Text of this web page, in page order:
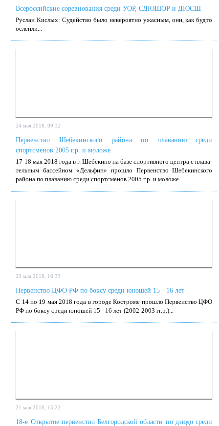
Всероссийские соревнования среди УОР, СДЮШОР и ДЮСШ
Рус­лан Кис­лых: Су­дей­ство бы­ло неве­ро­ят­но ужас­ным, они, как буд­то
ослеп­ли...
24 мая 2018, 09:32
Первенство Шебекинского района по плаванию среди
спортсменов 2005 г.р. и моложе
17-18 мая 2018 го­да в г. Ше­бе­ки­но на ба­зе спор­тив­но­го цен­тра с пла­ва­
тель­ным бас­сей­ном «Дель­фин» про­шло Пер­вен­ство Ше­бе­кин­ско­го
рай­о­на по пла­ва­нию сре­ди спортс­ме­нов 2005 г.р. и мо­ло­же...
23 мая 2018, 16:33
Первенство ЦФО РФ по боксу среди юношей 15 - 16 лет
С 14 по 19 мая 2018 го­да в го­ро­де Ко­стро­ме про­шло Пер­вен­ство ЦФО
РФ по бок­су сре­ди юно­шей 15 - 16 лет (2002-2003 гг.р.)...
21 мая 2018, 15:22
18-е Открытое первенство Белгородской области по дзюдо среди